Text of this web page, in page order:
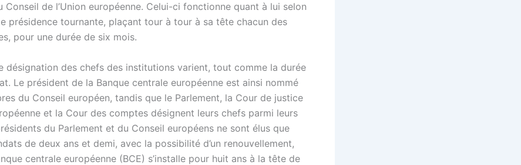
Conseil de l’Union européenne. Celui-ci fonctionne quant à lui selon
présidence tournante, plaçant tour à tour à sa tête chacun des
pour une durée de six mois.
désignation des chefs des institutions varient, tout comme la durée
Le président de la Banque centrale européenne est ainsi nommé
du Conseil européen, tandis que le Parlement, la Cour de justice
et la Cour des comptes désignent leurs chefs parmi leurs
du Parlement et du Conseil européens ne sont élus que
de deux ans et demi, avec la possibilité d’un renouvellement,
centrale européenne (BCE) s’installe pour huit ans à la tête de